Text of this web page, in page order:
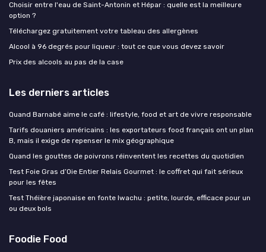
Choisir entre l'eau de Saint-Antonin et Hépar : quelle est la meilleure
option ?
Téléchargez gratuitement votre tableau des allergènes
Alcool à 96 degrés pour liqueur : tout ce que vous devez savoir
Prix des alcools au pas de la case
Les derniers articles
Quand Barnabé aime le café : lifestyle, food et art de vivre responsable
Tarifs douaniers américains : les exportateurs food français ont un plan
B, mais il exige de repenser le mix géographique
Quand les gouttes de poivrons réinventent les recettes du quotidien
Test Foie Gras d’Oie Entier Relais Gourmet : le coffret qui fait sérieux
pour les fêtes
Test Théière japonaise en fonte Iwachu : petite, lourde, efficace pour un
ou deux bols
Foodie Food